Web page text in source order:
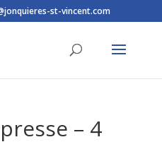
st-vincent.com
– 4